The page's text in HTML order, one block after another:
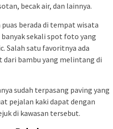
becak air, dan lainnya.
berada di tempat wisata
banyak sekali spot foto yang
Salah satu favoritnya ada
bambu yang melintang di
sudah terpasang paving yang
pejalan kaki dapat dengan
di kawasan tersebut.